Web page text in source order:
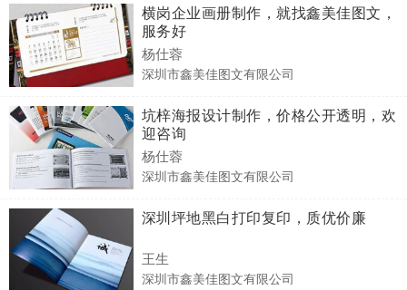
横岗企业画册制作，就找鑫美佳图文，
服务好
杨仕蓉
深圳市鑫美佳图文有限公司
坑梓海报设计制作，价格公开透明，欢
迎咨询
杨仕蓉
深圳市鑫美佳图文有限公司
深圳坪地黑白打印复印，质优价廉
王生
深圳市鑫美佳图文有限公司